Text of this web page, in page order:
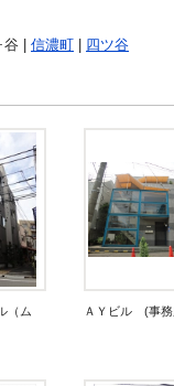
谷 | 信濃町 四ツ谷
（ム
ＡＹビル (事務